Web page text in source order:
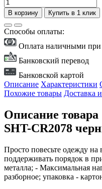
В корзину Купить в 1 клик
Способы оплаты:
Оплата наличными при
Банковский перевод
Банковской картой
Описание Характеристики
Похожие товары Доставка
Описание
SHT-CR2078
Просто повесьте одежду
поддерживать порядок в
металла; - Максимальная
разборное; упаковка -